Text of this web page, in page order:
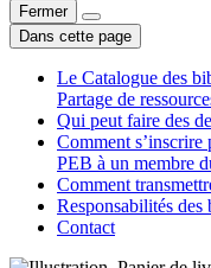
Fermer
Dans cette page
Le Catalogue des
Partage de
Qui peut faire des
Comment s’inscrire
PEB à un membre
Comment
Responsabilités
Contact